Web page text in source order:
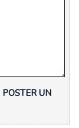
UN